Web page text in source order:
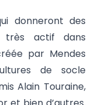
donneront des
très actif dans
par Mendes
de socle
Alain Touraine,